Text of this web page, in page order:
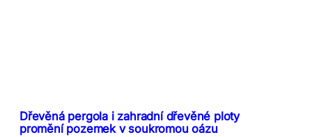
Dřevěná pergola i zahradní dřevěné ploty
promění pozemek v soukromou oázu